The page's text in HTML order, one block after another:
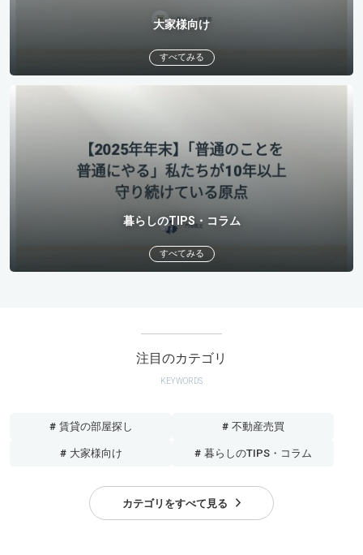
大家様向け
すべてみる
暮らしのTIPS・コラム
すべてみる
注目のカテゴリ
KEYWORDS
# 賃貸の部屋探し # 不動産売買
# 大家様向け # 暮らしのTIPS・コラム
カテゴリをすべて見る